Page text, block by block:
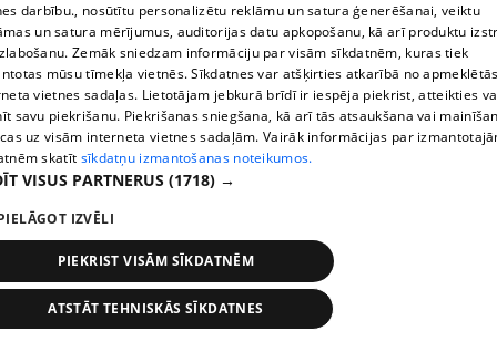
"Pirms 30 gadiem tik labi neizskatījos!" Enerģiskā
Gundega no Olaines nespēj sevi atpazīt
37. epizode
darbību., nosūtītu personalizētu reklāmu un satura ģenerēšanai, veiktu
un satura mērījumus, auditorijas datu apkopošanu, kā arī produktu
Zemāk sniedzam informāciju par visām sīkdatnēm, kuras tiek
mūsu tīmekļa vietnēs. Sīkdatnes var atšķirties atkarībā no
vietnes sadaļas. Lietotājam jebkurā brīdī ir iespēja piekrist, atteikties
savu piekrišanu. Piekrišanas sniegšana, kā arī tās atsaukšana vai
uz visām interneta vietnes sadaļām. Vairāk informācijas par
skatīt sīkdatņu izmantošanas noteikumos.
VISUS PARTNERUS (1718) →
IZVĒLI
PIEKRIST VISĀM SĪKDATNĒM
ATSTĀT TEHNISKĀS SĪKDATNES